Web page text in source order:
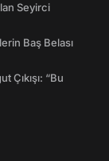
Seyirci
Baş Belası
“Bu